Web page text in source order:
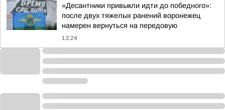
«Десантники привыкли идти до победного»:
после двух тяжелых ранений воронежец
намерен вернуться на передовую
13:24